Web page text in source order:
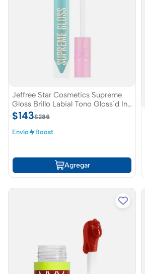
Jeffree Star Cosmetics Supreme
Gloss Brillo Labial Tono Gloss´d In
Paradise
$143$286
Envío Boost
Agregar